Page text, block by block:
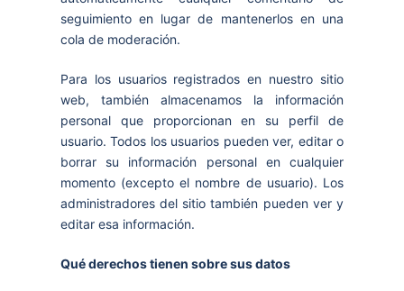
seguimiento en lugar de mantenerlos en una
cola de moderación.
Para los usuarios registrados en nuestro sitio
web, también almacenamos la información
personal que proporcionan en su perfil de
usuario. Todos los usuarios pueden ver, editar o
borrar su información personal en cualquier
momento (excepto el nombre de usuario). Los
administradores del sitio también pueden ver y
editar esa información.
Qué derechos tienen sobre sus datos